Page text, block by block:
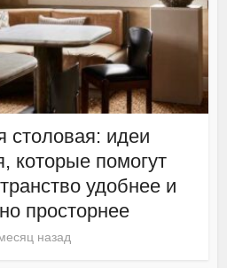
столовая: идеи
которые помогут
удобнее и
просторнее
назад